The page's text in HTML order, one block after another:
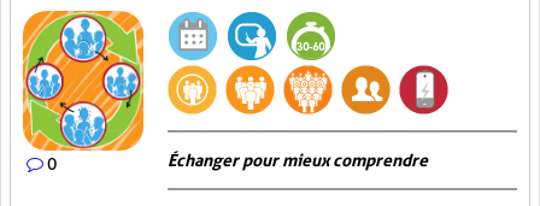
0 Échanger pour mieux comprendre